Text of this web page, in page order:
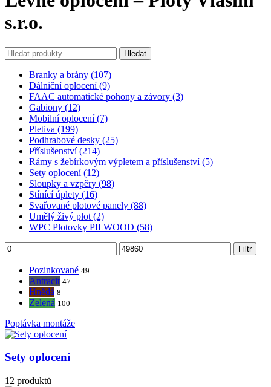
s.r.o.
Hledat: Hledat
Branky a brány (107)
Dálniční oplocení (9)
FAAC automatické pohony a závory (3)
Gabiony (12)
Mobilní oplocení (7)
Pletiva (199)
Podhrabové desky (25)
Příslušenství (214)
Rámy s žebírkovým výpletem a příslušenství (5)
Sety oplocení (12)
Sloupky a vzpěry (98)
Stínící úplety (16)
Svařované plotové panely (88)
Umělý živý plot (2)
WPC Plotovky PILWOOD (58)
Minimální
cena
Maximální
cena
Filtr
Pozinkované 49
Antracit 47
Hnědá 8
Zelená 100
Poptávka montáže
Sety oplocení
12 produktů